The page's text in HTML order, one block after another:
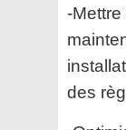
-
des